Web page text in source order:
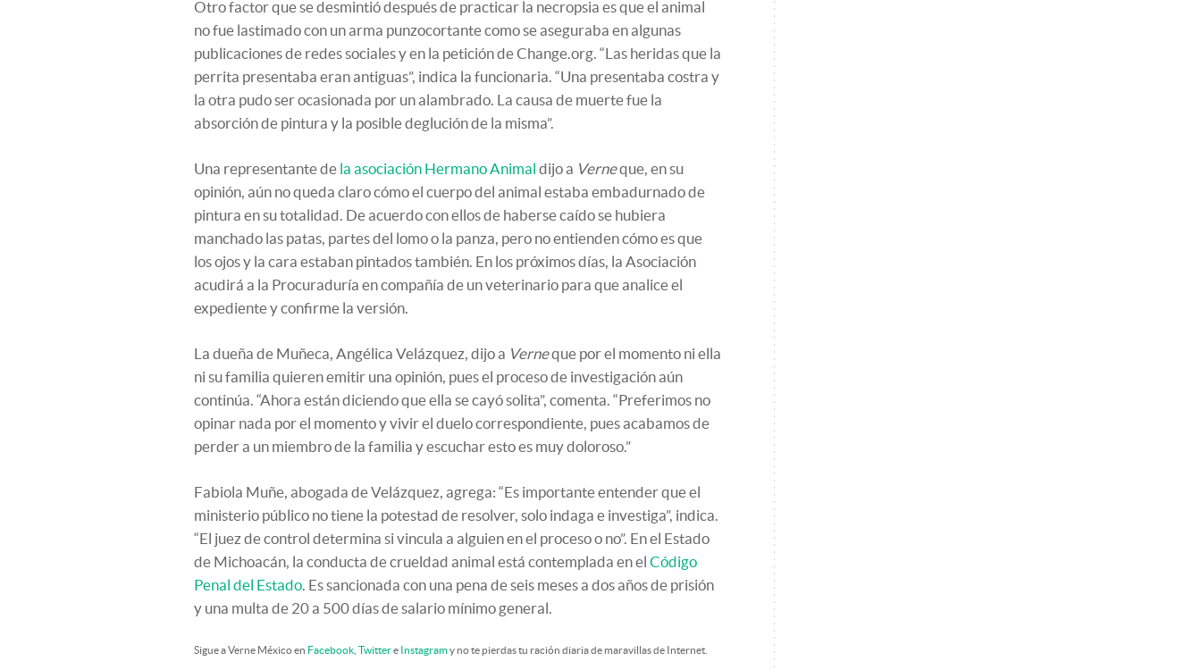
Otro factor que se desmintió después de practicar la necropsia es que el animal
no fue lastimado con un arma punzocortante como se aseguraba en algunas
publicaciones de redes sociales y en la petición de Change.org. “Las heridas que la
perrita presentaba eran antiguas”, indica la funcionaria. “Una presentaba costra y
la otra pudo ser ocasionada por un alambrado. La causa de muerte fue la
absorción de pintura y la posible deglución de la misma”.
Una representante de la asociación Hermano Animal dijo a Verneque, en su
opinión, aún no queda claro cómo el cuerpo del animal estaba embadurnado de
pintura en su totalidad. De acuerdo con ellos de haberse caído se hubiera
manchado las patas, partes del lomo o la panza, pero no entienden cómo es que
los ojos y la cara estaban pintados también. En los próximos días, la Asociación
acudirá a la Procuraduría en compañía de un veterinario para que analice el
expediente y confirme la versión.
La dueña de Muñeca, Angélica Velázquez, dijo a Verneque por el momento ni ella
ni su familia quieren emitir una opinión, pues el proceso de investigación aún
continúa. “Ahora están diciendo que ella se cayó solita”, comenta. “Preferimos no
opinar nada por el momento y vivir el duelo correspondiente, pues acabamos de
perder a un miembro de la familia y escuchar esto es muy doloroso.”
Fabiola Muñe, abogada de Velázquez, agrega: “Es importante entender que el
ministerio público no tiene la potestad de resolver, solo indaga e investiga”, indica.
“El juez de control determina si vincula a alguien en el proceso o no”. En el Estado
de Michoacán, la conducta de crueldad animal está contemplada en el Código
Penal del Estado. Es sancionada con una pena de seis meses a dos años de prisión
y una multa de 20 a 500 días de salario mínimo general.
Sigue a Verne México en Facebook Twittere Instagramy no te pierdas tu ración diaria de maravillas de Internet.